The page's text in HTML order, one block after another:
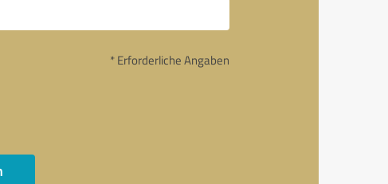
* Erforderliche Angaben